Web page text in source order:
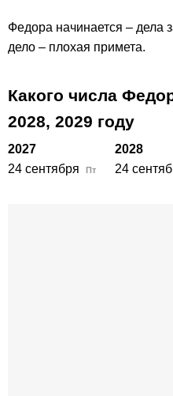
Федора начинается – дела
дело – плохая примета.
Какого числа
2028, 2029 году
2027 2028
24 сентября
Пт 24